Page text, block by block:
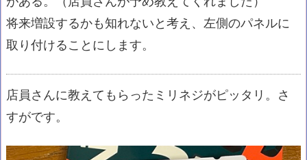
将来増設するかも知れないと考え、左側のパネルに
取り付けることにします。
店員さんに教えてもらったミリネジがピッタリ。さ
すがです。